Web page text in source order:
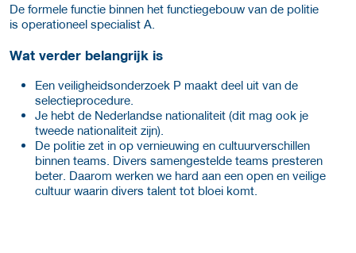
De formele functie binnen het functiegebouw van de politie
is operationeel specialist A.
Wat verder belangrijk is
Een veiligheidsonderzoek P maakt deel uit van de
selectieprocedure.
Je hebt de Nederlandse nationaliteit (dit mag ook je
tweede nationaliteit zijn).
De politie zet in op vernieuwing en cultuurverschillen
binnen teams. Divers samengestelde teams presteren
beter. Daarom werken we hard aan een open en veilige
cultuur waarin divers talent tot bloei komt.